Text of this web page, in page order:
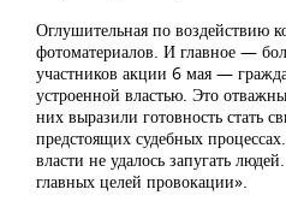
Оглушительная по воздействию
фотоматериалов. И главное —
участников акции 6 мая —
устроенной властью. Это
них выразили готовность стать
предстоящих судебных
власти не удалось запугать
главных целей провокации».